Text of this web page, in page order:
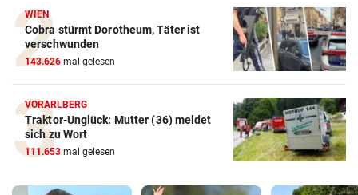
WIEN
Cobra stürmt Dorotheum, Täter ist
verschwunden
143.626 mal gelesen
VORARLBERG
Traktor-Unglück: Mutter (36) meldet
sich zu Wort
111.653 mal gelesen